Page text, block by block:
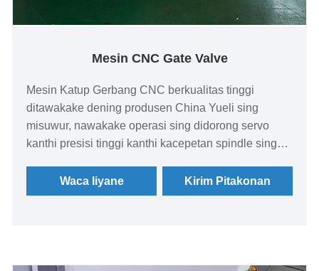
Mesin CNC Gate Valve
Mesin Katup Gerbang CNC berkualitas tinggi
ditawakake dening produsen China Yueli sing
misuwur, nawakake operasi sing didorong servo
kanthi presisi tinggi kanthi kacepetan spindle sing
cocog kanggo pemasok lan pabrik sing golek solusi
mesin katup sing dipercaya lan efisien.
Waca liyane Kirim Pitakonan